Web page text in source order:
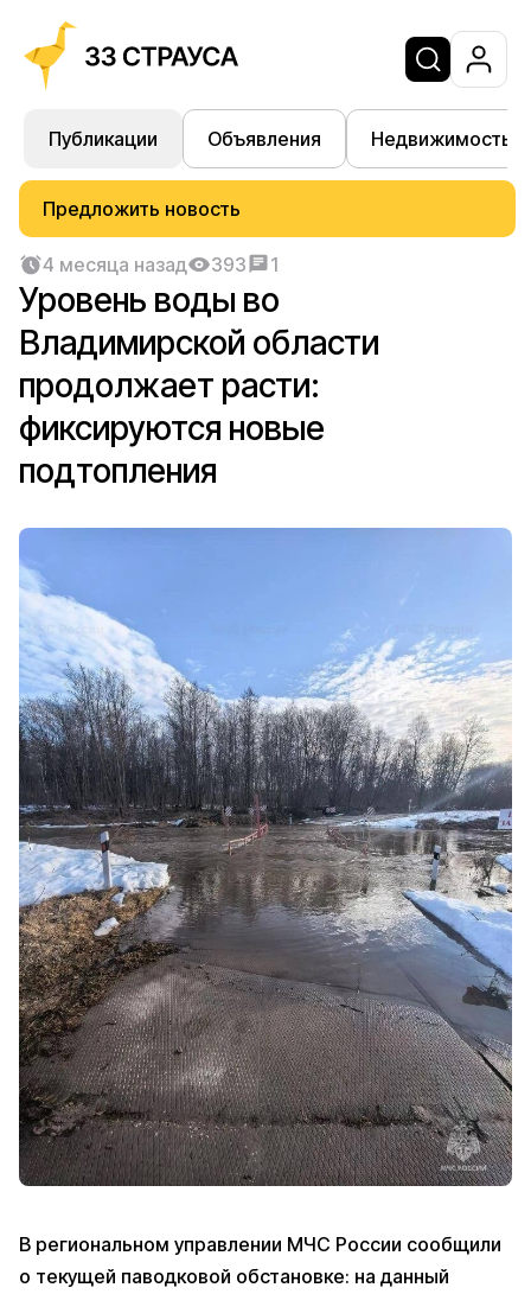
Публикации Объявления Недвижимость
Предложить новость
4 месяца назад 393 1
Уровень воды во
Владимирской области
продолжает расти:
фиксируются новые
подтопления
В региональном управлении МЧС России сообщили
о текущей паводковой обстановке: на данный